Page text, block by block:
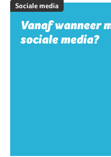
Sociale media
Vanaf wanneer
sociale media?